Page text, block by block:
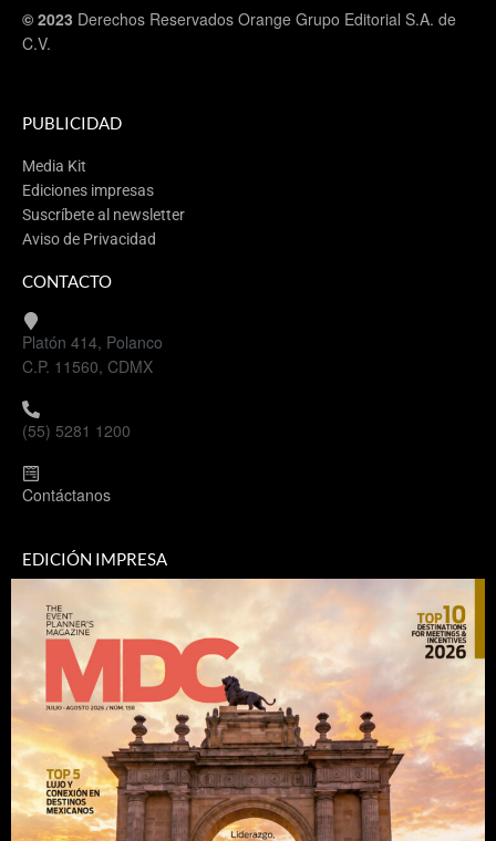
© 2023 Derechos Reservados Orange Grupo Editorial S.A. de
C.V.
PUBLICIDAD
Media Kit
Ediciones impresas
Suscríbete al newsletter
Aviso de Privacidad
CONTACTO
Platón 414, Polanco
C.P. 11560, CDMX
(55) 5281 1200
Contáctanos
EDICIÓN IMPRESA